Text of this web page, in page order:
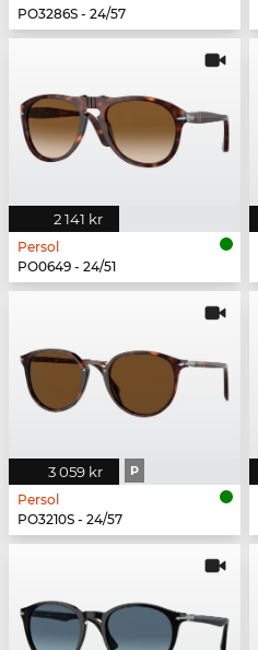
PO3286S - 24/57
2 141 kr
Persol
PO0649 - 24/51
3 059 kr P
Persol
PO3210S - 24/57